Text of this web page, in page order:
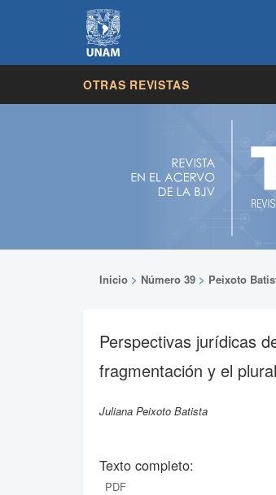
OTRAS REVISTAS
Inicio > Número 39 > Peixoto
Perspectivas jurídicas
fragmentación y el
Juliana Peixoto Batista
Texto completo:
PDF